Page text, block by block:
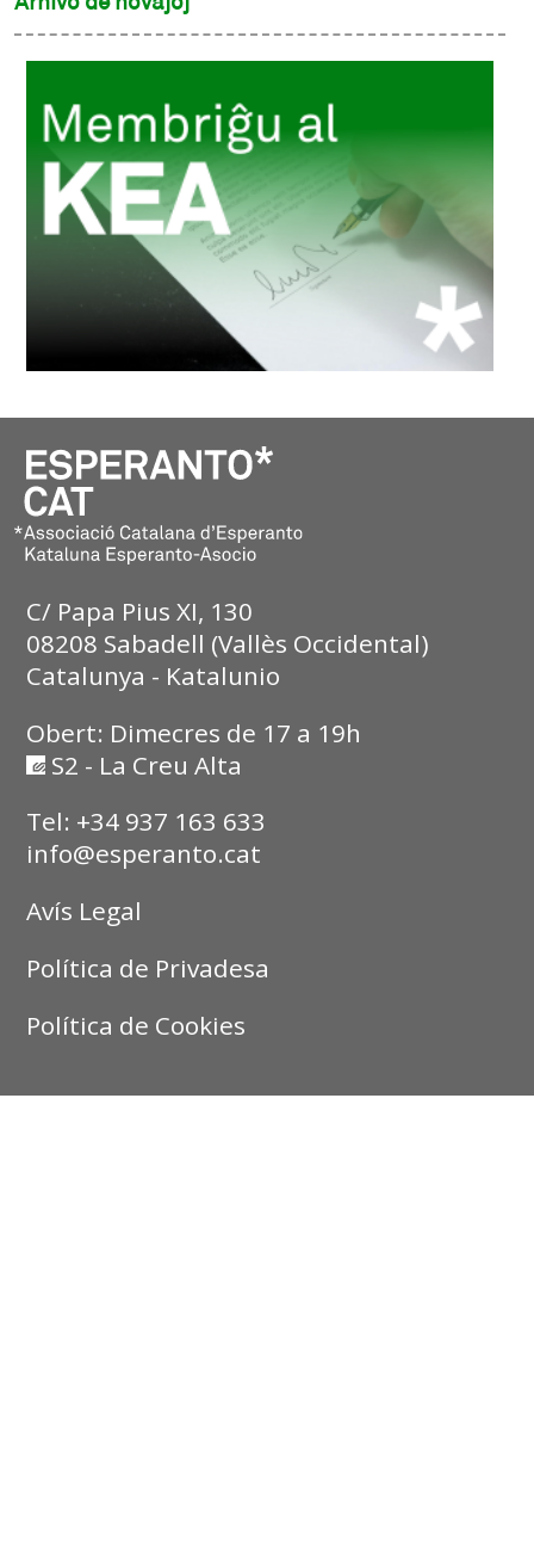
C/ Papa Pius XI, 130
08208 Sabadell (Vallès Occidental)
Catalunya - Katalunio
Obert: Dimecres de 17 a 19h
S2 - La Creu Alta
Tel: +34 937 163 633
info@esperanto.cat
Avís Legal
Política de Privadesa
Política de Cookies